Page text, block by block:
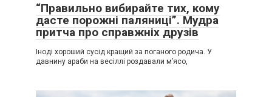
“Правильно вибирайте тих, кому
дасте порожні паляниці”. Мудра
притча про справжніх друзів
Іноді хороший сусід кращий за поганого родича. У
давнину араби на весіллі роздавали м’ясо,